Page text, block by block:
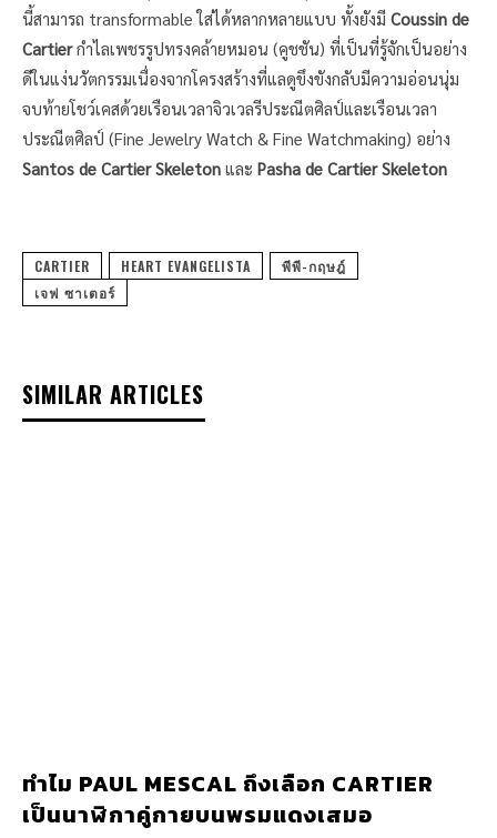
นี้สามารถ transformable ใส่ได้หลากหลายแบบ ทั้งยังมี Coussin de
Cartierกำไลเพชรรูปทรงคล้ายหมอน (คูชชัน) ที่เป็นที่รู้จักเป็นอย่าง
ดีในแง่นวัตกรรมเนื่องจากโครงสร้างที่แลดูขึงขังกลับมีความอ่อนนุ่ม
จบท้ายโชว์เคสด้วยเรือนเวลาจิวเวลรีประณีตศิลป์และเรือนเวลา
ประณีตศิลป์ (Fine Jewelry Watch & Fine Watchmaking) อย่าง
Santos de Cartier Skeleton และ Pasha de Cartier Skeleton
CARTIER HEART EVANGELISTA
พีพี-กฤษฎ์
เจฟ ซาเตอร์
SIMILAR ARTICLES
ทำไม PAUL MESCAL ถึงเลือก CARTIER
เป็นนาฬิกาคู่กายบนพรมแดงเสมอ